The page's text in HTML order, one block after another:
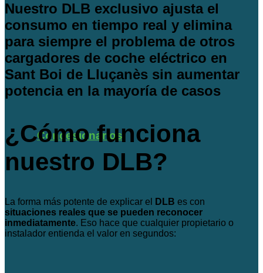
Concesionarios
Nuestro DLB exclusivo ajusta el
consumo en tiempo real y elimina
para siempre el problema de otros
cargadores de coche eléctrico en
Sant Boi de Lluçanès sin aumentar
potencia en la mayoría de casos
¿Cómo funciona
nuestro DLB?
La forma más potente de explicar el DLB es con
situaciones reales que se pueden reconocer
inmediatamente. Eso hace que cualquier propietario o
instalador entienda el valor en segundos: